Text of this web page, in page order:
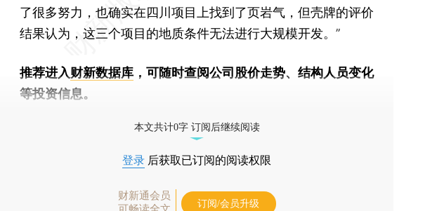
了很多努力，也确实在四川项目上找到了页岩气，但壳牌的评价
结果认为，这三个项目的地质条件无法进行大规模开发。”
推荐进入财新数据库 ，可随时查阅公司股价走势、结构人员变化
等投资信息。
本文共计0字 订阅后继续阅读
登录 后获取已订阅的阅读权限
财新通会员
可畅读全文
订阅/会员升级